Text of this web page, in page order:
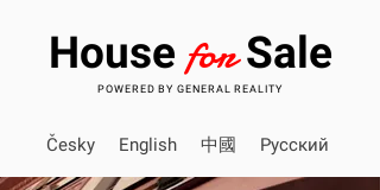
House forSale
POWERED BY GENERAL REALITY
Česky English 中國 Pусский